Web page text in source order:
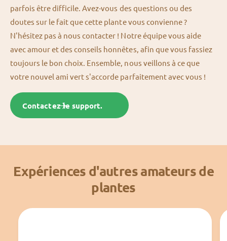
parfois être difficile. Avez-vous des questions ou des
doutes sur le fait que cette plante vous convienne ?
N'hésitez pas à nous contacter ! Notre équipe vous aide
avec amour et des conseils honnêtes, afin que vous fassiez
toujours le bon choix. Ensemble, nous veillons à ce que
votre nouvel ami vert s'accorde parfaitement avec vous !
Contactez le support.
Expériences d'autres amateurs de
plantes